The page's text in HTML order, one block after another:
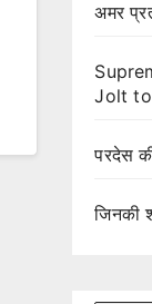
अमर
Jolt to
परदेस
जिनकी